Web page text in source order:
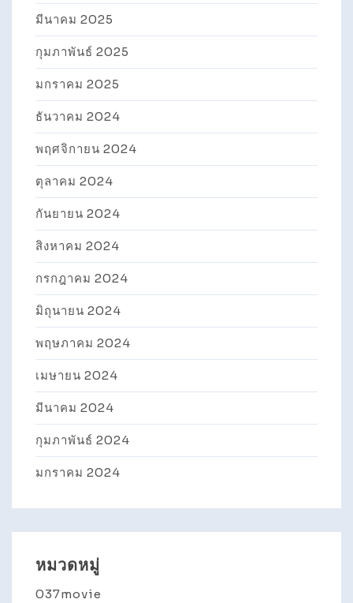
มีนาคม 2025
กุมภาพันธ์ 2025
มกราคม 2025
ธันวาคม 2024
พฤศจิกายน 2024
ตุลาคม 2024
กันยายน 2024
สิงหาคม 2024
กรกฎาคม 2024
มิถุนายน 2024
พฤษภาคม 2024
เมษายน 2024
มีนาคม 2024
กุมภาพันธ์ 2024
มกราคม 2024
หมวดหมู่
037movie